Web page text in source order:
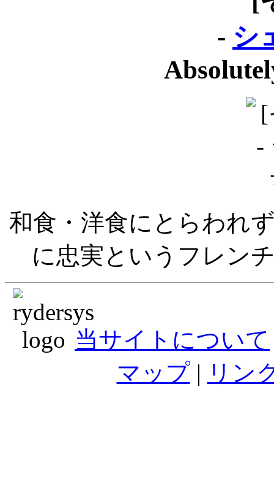
- シ
和食・洋食にとらわれ
に忠実というフレン
当サイトについて
マップ| リン